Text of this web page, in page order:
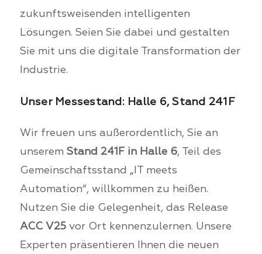
zukunftsweisenden intelligenten
Lösungen. Seien Sie dabei und gestalten
Sie mit uns die digitale Transformation der
Industrie.
Unser Messestand: Halle 6, Stand 241F
Wir freuen uns außerordentlich, Sie an
unserem Stand 241F in Halle 6, Teil des
Gemeinschaftsstand „IT meets
Automation“, willkommen zu heißen.
Nutzen Sie die Gelegenheit, das Release
ACC V25vor Ort kennenzulernen. Unsere
Experten präsentieren Ihnen die neuen